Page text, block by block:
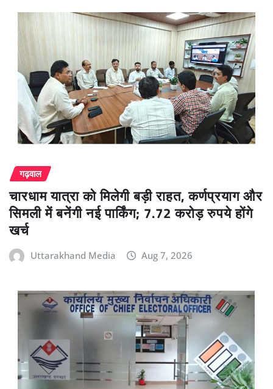
गढ़वाल
चारधाम यात्रा को मिलेगी बड़ी राहत, कर्णप्रयाग और
सिमली में बनेंगी नई पार्किंग; 7.72 करोड़ रुपये होंगे
खर्च
Uttarakhand Media Aug 7, 2026